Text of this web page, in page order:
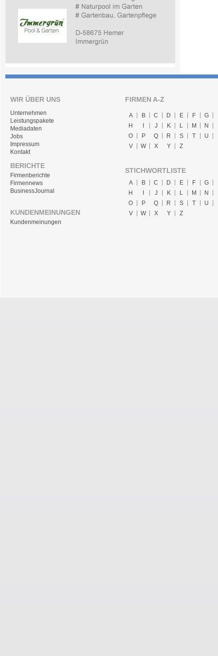
WIR ÜBER UNS
Unternehmen
Leistungspakete
Mediadaten
Jobs
Impressum
Kontakt
BERICHTE
Firmenberichte
Firmennews
BusinessJournal
KUNDENMEINUNGEN
Kundenmeinungen
FIRMEN A-Z
A B C D E F
G
H
J K L M
N
O
P Q R S T
U
V
W X Y Z
STICHWORTLISTE
A B C D E F
G
H
J K L M
N
O
P Q R S T
U
V
W X Y Z